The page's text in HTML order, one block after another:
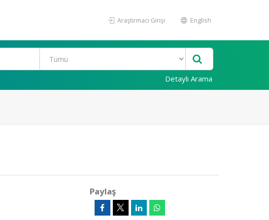
Araştırmacı Girişi English
Detaylı Arama
Paylaş